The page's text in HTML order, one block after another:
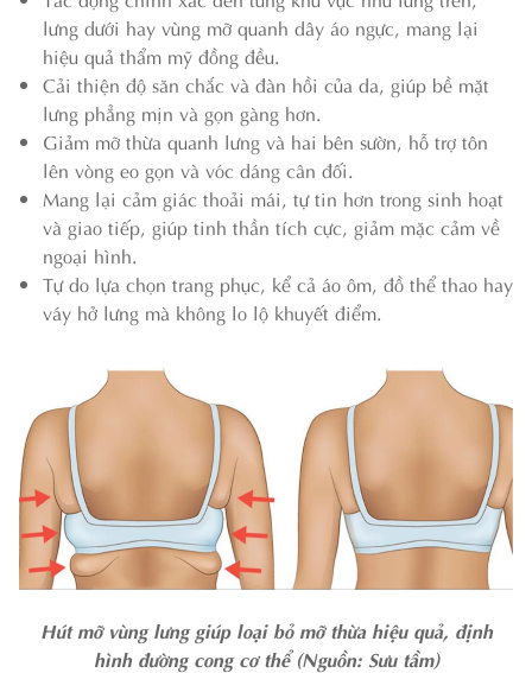
lưng dưới hay vùng mỡ quanh dây áo ngực, mang lại
hiệu quả thẩm mỹ đồng đều.
Cải thiện độ săn chắc và đàn hồi của da, giúp bề mặt
lưng phẳng mịn và gọn gàng hơn.
Giảm mỡ thừa quanh lưng và hai bên sườn, hỗ trợ tôn
lên vòng eo gọn và vóc dáng cân đối.
Mang lại cảm giác thoải mái, tự tin hơn trong sinh hoạt
và giao tiếp, giúp tinh thần tích cực, giảm mặc cảm về
ngoại hình.
Tự do lựa chọn trang phục, kể cả áo ôm, đồ thể thao hay
váy hở lưng mà không lo lộ khuyết điểm.
Hút mỡ vùng lưng giúp loại bỏ mỡ thừa hiệu quả, định
hình đường cong cơ thể (Nguồn: Sưu tầm)